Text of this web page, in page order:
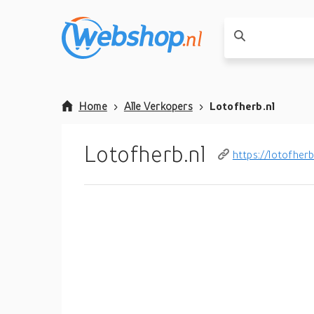
Home Alle Verkopers Lotofherb.nl
Lotofherb.nl https://